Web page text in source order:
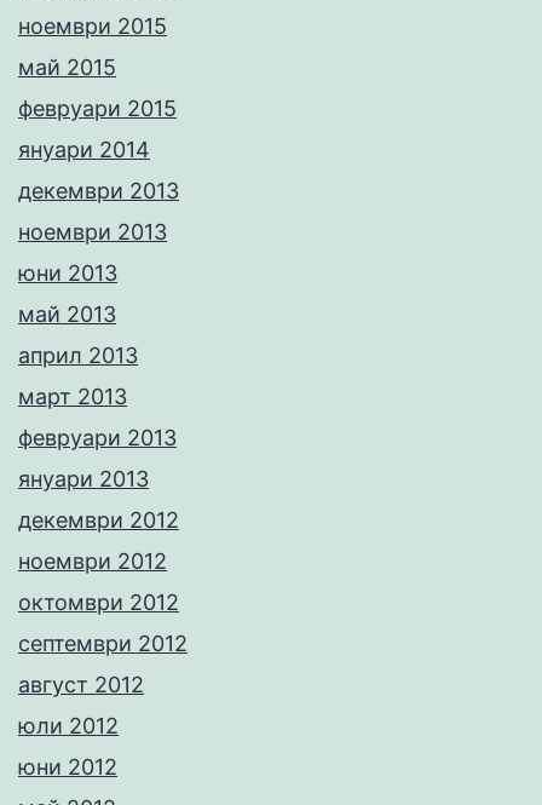
ноември 2015
май 2015
февруари 2015
януари 2014
декември 2013
ноември 2013
юни 2013
май 2013
април 2013
март 2013
февруари 2013
януари 2013
декември 2012
ноември 2012
октомври 2012
септември 2012
август 2012
юли 2012
юни 2012